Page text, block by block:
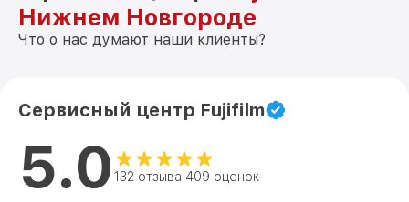
Нижнем Новгороде
Что о нас думают наши клиенты?
Сервисный центр Fujifilm
5.0 132 отзыва 409 оценок